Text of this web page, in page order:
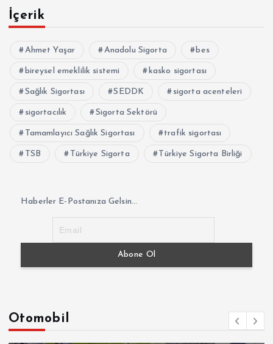
İçerik
Ahmet Yaşar Anadolu Sigorta bes
bireysel emeklilik sistemi kasko sigortası
Sağlık Sigortası SEDDK sigorta acenteleri
sigortacılık Sigorta Sektörü
Tamamlayıcı Sağlık Sigortası trafik sigortası
TSB Türkiye Sigorta Türkiye Sigorta Birliği
Haberler E-Postanıza Gelsin...
Otomobil